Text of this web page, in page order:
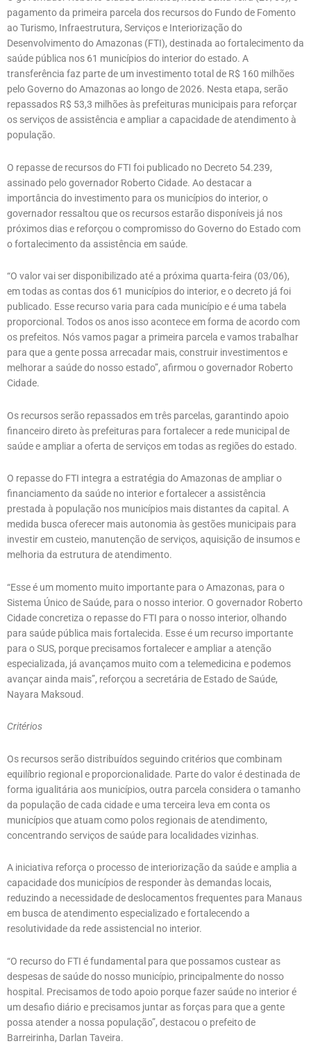
pagamento da primeira parcela dos recursos do Fundo de Fomento
ao Turismo, Infraestrutura, Serviços e Interiorização do
Desenvolvimento do Amazonas (FTI), destinada ao fortalecimento da
saúde pública nos 61 municípios do interior do estado. A
transferência faz parte de um investimento total de R$ 160 milhões
pelo Governo do Amazonas ao longo de 2026. Nesta etapa, serão
repassados R$ 53,3 milhões às prefeituras municipais para reforçar
os serviços de assistência e ampliar a capacidade de atendimento à
população.
O repasse de recursos do FTI foi publicado no Decreto 54.239,
assinado pelo governador Roberto Cidade. Ao destacar a
importância do investimento para os municípios do interior, o
governador ressaltou que os recursos estarão disponíveis já nos
próximos dias e reforçou o compromisso do Governo do Estado com
o fortalecimento da assistência em saúde.
“O valor vai ser disponibilizado até a próxima quarta-feira (03/06),
em todas as contas dos 61 municípios do interior, e o decreto já foi
publicado. Esse recurso varia para cada município e é uma tabela
proporcional. Todos os anos isso acontece em forma de acordo com
os prefeitos. Nós vamos pagar a primeira parcela e vamos trabalhar
para que a gente possa arrecadar mais, construir investimentos e
melhorar a saúde do nosso estado”, afirmou o governador Roberto
Cidade.
Os recursos serão repassados em três parcelas, garantindo apoio
financeiro direto às prefeituras para fortalecer a rede municipal de
saúde e ampliar a oferta de serviços em todas as regiões do estado.
O repasse do FTI integra a estratégia do Amazonas de ampliar o
financiamento da saúde no interior e fortalecer a assistência
prestada à população nos municípios mais distantes da capital. A
medida busca oferecer mais autonomia às gestões municipais para
investir em custeio, manutenção de serviços, aquisição de insumos e
melhoria da estrutura de atendimento.
“Esse é um momento muito importante para o Amazonas, para o
Sistema Único de Saúde, para o nosso interior. O governador Roberto
Cidade concretiza o repasse do FTI para o nosso interior, olhando
para saúde pública mais fortalecida. Esse é um recurso importante
para o SUS, porque precisamos fortalecer e ampliar a atenção
especializada, já avançamos muito com a telemedicina e podemos
avançar ainda mais”, reforçou a secretária de Estado de Saúde,
Nayara Maksoud.
Critérios
Os recursos serão distribuídos seguindo critérios que combinam
equilíbrio regional e proporcionalidade. Parte do valor é destinada de
forma igualitária aos municípios, outra parcela considera o tamanho
da população de cada cidade e uma terceira leva em conta os
municípios que atuam como polos regionais de atendimento,
concentrando serviços de saúde para localidades vizinhas.
A iniciativa reforça o processo de interiorização da saúde e amplia a
capacidade dos municípios de responder às demandas locais,
reduzindo a necessidade de deslocamentos frequentes para Manaus
em busca de atendimento especializado e fortalecendo a
resolutividade da rede assistencial no interior.
“O recurso do FTI é fundamental para que possamos custear as
despesas de saúde do nosso município, principalmente do nosso
hospital. Precisamos de todo apoio porque fazer saúde no interior é
um desafio diário e precisamos juntar as forças para que a gente
possa atender a nossa população”, destacou o prefeito de
Barreirinha, Darlan Taveira.